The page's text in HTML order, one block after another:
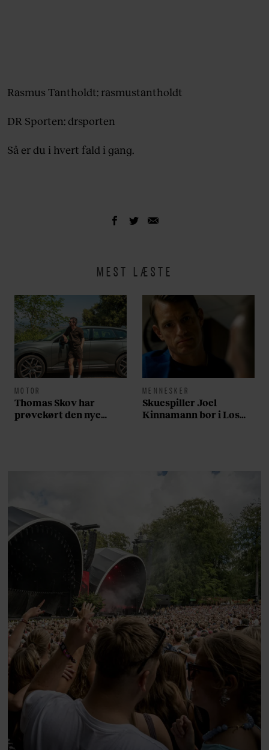
Rasmus Tantholdt: rasmustantholdt
DR Sporten: drsporten
Så er du i hvert fald i gang.
MEST LÆSTE
MOTOR
Thomas Skov har
prøvekørt den nye
MENNESKER
Skuespiller Joel
Kinnamann bor i Los
morgen”